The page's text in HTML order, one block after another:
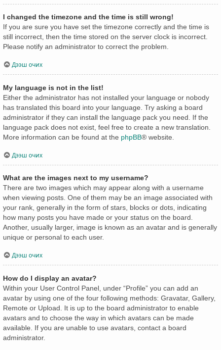
I changed the timezone and the time is still wrong!
If you are sure you have set the timezone correctly and the time is
still incorrect, then the time stored on the server clock is incorrect.
Please notify an administrator to correct the problem.
Дээш очих
My language is not in the list!
Either the administrator has not installed your language or nobody
has translated this board into your language. Try asking a board
administrator if they can install the language pack you need. If the
language pack does not exist, feel free to create a new translation.
More information can be found at the phpBB® website.
Дээш очих
What are the images next to my username?
There are two images which may appear along with a username
when viewing posts. One of them may be an image associated with
your rank, generally in the form of stars, blocks or dots, indicating
how many posts you have made or your status on the board.
Another, usually larger, image is known as an avatar and is generally
unique or personal to each user.
Дээш очих
How do I display an avatar?
Within your User Control Panel, under “Profile” you can add an
avatar by using one of the four following methods: Gravatar, Gallery,
Remote or Upload. It is up to the board administrator to enable
avatars and to choose the way in which avatars can be made
available. If you are unable to use avatars, contact a board
administrator.